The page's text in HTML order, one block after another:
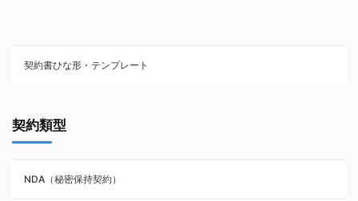
契約書ひな形・テンプレート
NDA（秘密保持契約）
業務委託契約
契約類型
NDA（秘密保持契約）